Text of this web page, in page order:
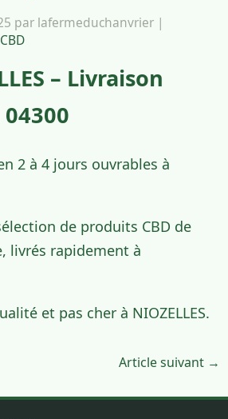
par lafermeduchanvrier |
– Livraison
2 à 4 jours ouvrables à
de produits CBD de
livrés rapidement à
et pas cher à NIOZELLES.
Article suivant →